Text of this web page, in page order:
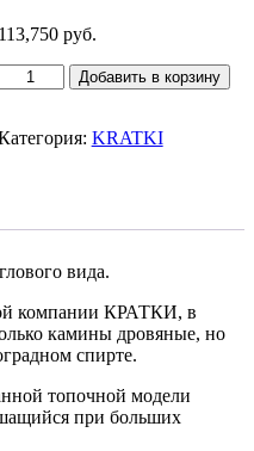
113,750руб.
КоличествоДобавить в корзину
KRATKI
вида.
компании КРАТКИ, в
камины дровяные, но
спирте.
топочной модели
при больших